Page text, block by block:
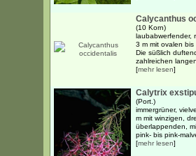
Calycanthus
(10 Korn)
laubabwerfender,
3 m mit ovalen
Die süßlich
zahlreichen
[mehr lesen]
Calytrix
(Port.)
immergrüner,
m mit winzigen,
überlappenden,
pink- bis pink-
[mehr lesen]